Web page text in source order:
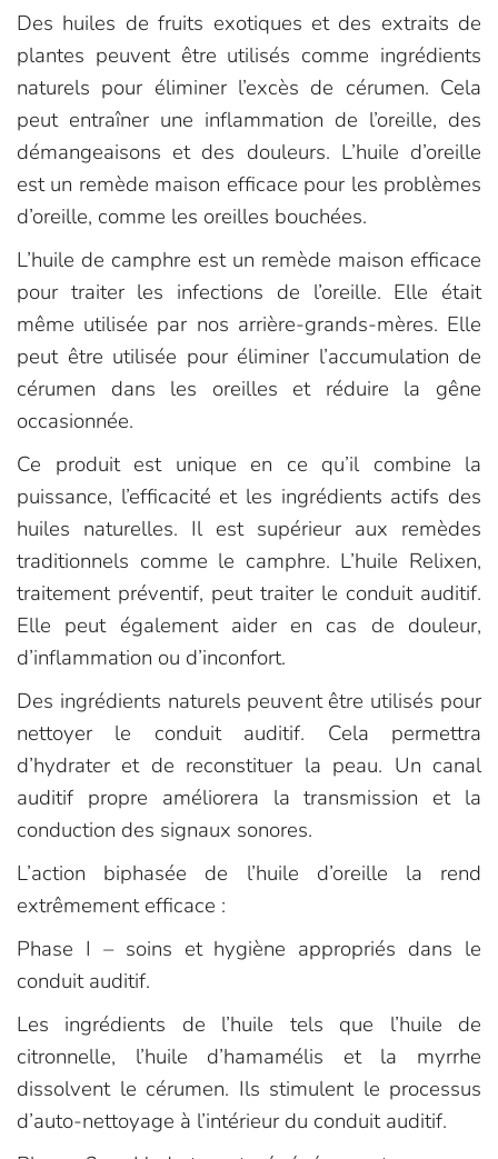
Des huiles de fruits exotiques et des extraits de
plantes peuvent être utilisés comme ingrédients
naturels pour éliminer l’excès de cérumen. Cela
peut entraîner une inflammation de l’oreille, des
démangeaisons et des douleurs. L’huile d’oreille
est un remède maison efficace pour les problèmes
d’oreille, comme les oreilles bouchées.
L’huile de camphre est un remède maison efficace
pour traiter les infections de l’oreille. Elle était
même utilisée par nos arrière-grands-mères. Elle
peut être utilisée pour éliminer l’accumulation de
cérumen dans les oreilles et réduire la gêne
occasionnée.
Ce produit est unique en ce qu’il combine la
puissance, l’efficacité et les ingrédients actifs des
huiles naturelles. Il est supérieur aux remèdes
traditionnels comme le camphre. L’huile Relixen,
traitement préventif, peut traiter le conduit auditif.
Elle peut également aider en cas de douleur,
d’inflammation ou d’inconfort.
Des ingrédients naturels peuvent être utilisés pour
nettoyer le conduit auditif. Cela permettra
d’hydrater et de reconstituer la peau. Un canal
auditif propre améliorera la transmission et la
conduction des signaux sonores.
L’action biphasée de l’huile d’oreille la rend
extrêmement efficace :
Phase I – soins et hygiène appropriés dans le
conduit auditif.
Les ingrédients de l’huile tels que l’huile de
citronnelle, l’huile d’hamamélis et la myrrhe
dissolvent le cérumen. Ils stimulent le processus
d’auto-nettoyage à l’intérieur du conduit auditif.